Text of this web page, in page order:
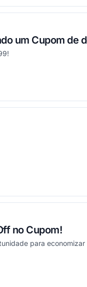
um Cupom de
no Cupom!
para economizar